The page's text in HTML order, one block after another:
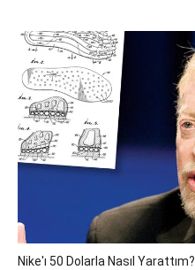
Nike'ı 50 Dolarla Nasıl Yarattım?